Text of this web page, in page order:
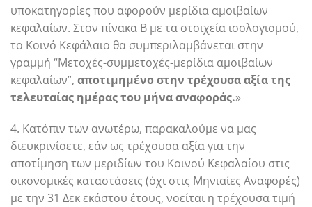
υποκατηγορίες που αφορούν μερίδια αμοιβαίων
κεφαλαίων. Στον πίνακα Β με τα στοιχεία ισολογισμού,
το Κοινό Κεφάλαιο θα συμπεριλαμβάνεται στην
γραμμή “Μετοχές-συμμετοχές-μερίδια αμοιβαίων
κεφαλαίων”, αποτιμημένο στην τρέχουσα αξία της
τελευταίας ημέρας του μήνα αναφοράς.»
4. Κατόπιν των ανωτέρω, παρακαλούμε να μας
διευκρινίσετε, εάν ως τρέχουσα αξία για την
αποτίμηση των μεριδίων του Κοινού Κεφαλαίου στις
οικονομικές καταστάσεις (όχι στις Μηνιαίες Αναφορές)
με την 31 Δεκ εκάστου έτους, νοείται η τρέχουσα τιμή